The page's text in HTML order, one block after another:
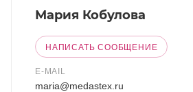
Мария Кобулова
НАПИСАТЬ СООБЩЕНИЕ
E-MAIL
maria@medastex.ru